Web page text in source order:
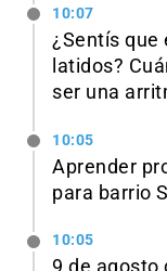
10:07
¿Sentís que
latidos?
ser una
10:05
Aprender
para barrio
10:05